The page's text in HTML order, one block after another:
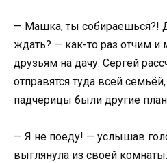
— Машка, ты собираешься?!
ждать? — как-то раз отчим и
друзьям на дачу. Сергей
отправятся туда всей
падчерицы были другие
— Я не поеду! — услышав
выглянула из своей комнаты.